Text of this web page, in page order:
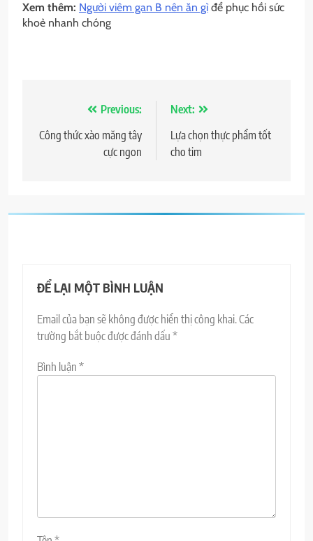
Xem thêm: Người viêm gan B nên ăn gìđể phục hồi sức
khoẻ nhanh chóng
hướng
Previous:
Công thức xào măng tây
cực ngon
Next:
Lựa chọn thực phẩm tốt
cho tim
ĐỂ LẠI MỘT BÌNH LUẬN
Email của bạn sẽ không được hiển thị công khai.Các
trường bắt buộc được đánh dấu *
Bình luận *